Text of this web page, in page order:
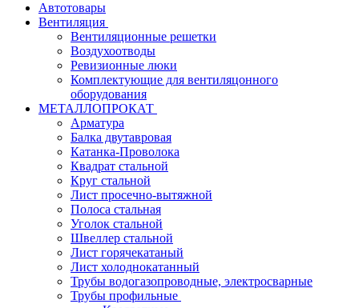
Автотовары
Вентиляция
Вентиляционные решетки
Воздухоотводы
Ревизионные люки
Комплектующие для вентиляцонного
оборудования
МЕТАЛЛОПРОКАТ
Арматура
Балка двутавровая
Катанка-Проволока
Квадрат стальной
Круг стальной
Лист просечно-вытяжной
Полоса стальная
Уголок стальной
Швеллер стальной
Лист горячекатаный
Лист холоднокатанный
Трубы водогазопроводные, электросварные
Трубы профильные